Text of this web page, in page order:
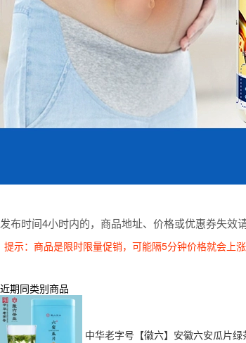
发布时间4小时内的，商品地址、价格或优惠券失效
提示：商品是限时限量促销，可能隔5分钟价格就会上
近期同类别商品
中华老字号【徽六】安徽六安瓜片绿